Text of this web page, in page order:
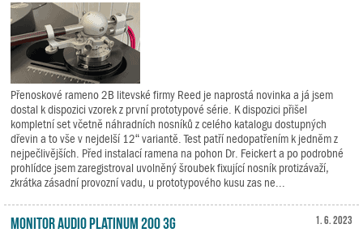
Přenoskové rameno 2B litevské firmy Reed je naprostá novinka a já jsem
dostal k dispozici vzorek z první prototypové série. K dispozici přišel
kompletní set včetně náhradních nosníků z celého katalogu dostupných
dřevin a to vše v nejdelší 12“ variantě. Test patří nedopatřením k jedněm z
nejpečlivějších. Před instalací ramena na pohon Dr. Feickert a po podrobné
prohlídce jsem zaregistroval uvolněný šroubek fixující nosník protizávaží,
zkrátka zásadní provozní vadu, u prototypového kusu zas ne...
1. 6. 2023
Monitor Audio Platinum 200 3G